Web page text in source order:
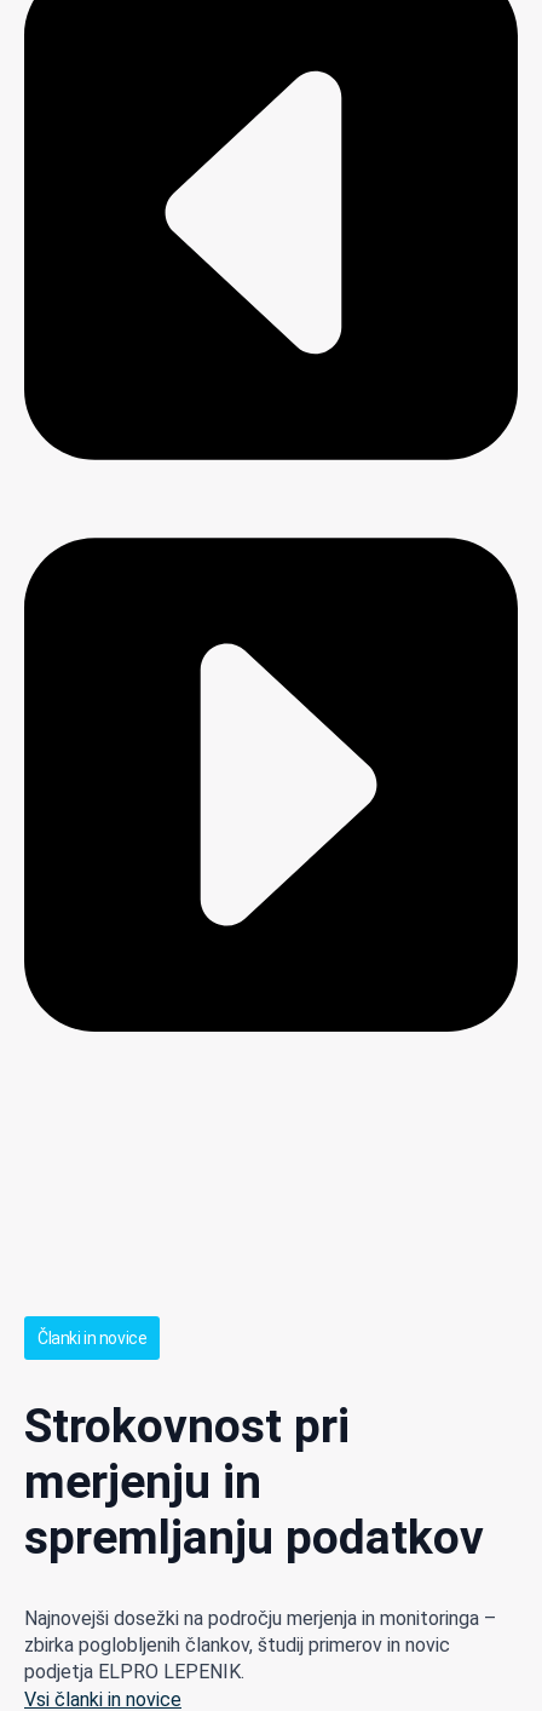
Članki in novice
Strokovnost pri
merjenju in
spremljanju podatkov
Najnovejši dosežki na področju merjenja in monitoringa –
zbirka poglobljenih člankov, študij primerov in novic
podjetja ELPRO LEPENIK.
Vsi članki in novice